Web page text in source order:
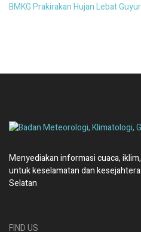
BMKG Prakirakan Hujan Lebat
Menyediakan informasi cuaca,
untuk keselamatan dan
Selatan
FIND US